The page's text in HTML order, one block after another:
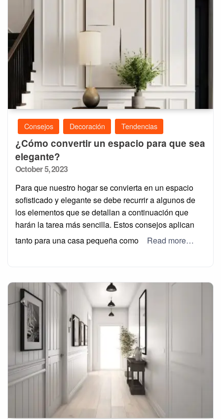
Consejos Decoración Tendencias
¿Cómo convertir un espacio para que sea
elegante?
Posted
October 5, 2023
Para que nuestro hogar se convierta en un espacio
sofisticado y elegante se debe recurrir a algunos de
los elementos que se detallan a continuación que
harán la tarea más sencilla. Estos consejos aplican
tanto para una casa pequeña como
Read more…